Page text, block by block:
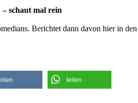
– schaut mal rein
Berichtet dann davon hier in
teilen